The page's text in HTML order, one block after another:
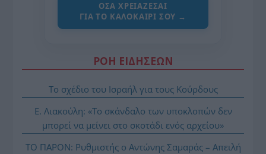
ΌΣΑ ΧΡΕΙΆΖΕΣΑΙ
ΓΙΑ ΤΟ ΚΑΛΟΚΑΊΡΙ ΣΟΥ →
ΡΟΗ ΕΙΔΗΣΕΩΝ
Το σχέδιο του Ισραήλ για τους Κούρδους
Ε. Λιακούλη: «Το σκάνδαλο των υποκλοπών δεν
μπορεί να μείνει στο σκοτάδι ενός αρχείου»
ΤΟ ΠΑΡΟΝ: Ρυθμιστής ο Αντώνης Σαμαράς – Απειλή